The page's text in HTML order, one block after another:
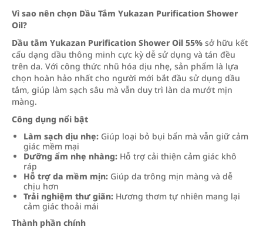
Vì sao nên chọn Dầu Tắm Yukazan Purification Shower
Oil?
Dầu tắm Yukazan Purification Shower Oil 55% sở hữu kết
cấu dạng dầu thông minh cực kỳ dễ sử dụng và tán đều
trên da. Với công thức nhũ hóa dịu nhẹ, sản phẩm là lựa
chọn hoàn hảo nhất cho người mới bắt đầu sử dụng dầu
tắm, giúp làm sạch sâu mà vẫn duy trì làn da mướt mịn
màng.
Công dụng nổi bật
Làm sạch dịu nhẹ: Giúp loại bỏ bụi bẩn mà vẫn giữ cảm
giác mềm mại
Dưỡng ẩm nhẹ nhàng: Hỗ trợ cải thiện cảm giác khô
ráp
Hỗ trợ da mềm mịn: Giúp da trông mịn màng và dễ
chịu hơn
Trải nghiệm thư giãn: Hương thơm tự nhiên mang lại
cảm giác thoải mái
Thành phần chính